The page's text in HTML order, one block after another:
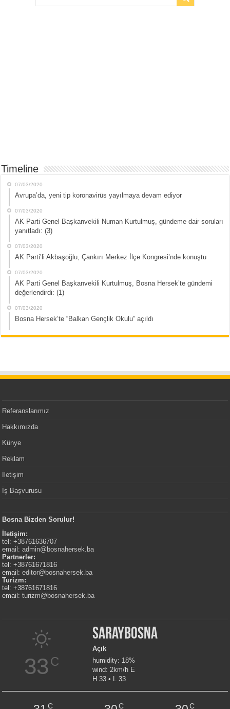
Timeline
07/03/2020
Avrupa’da, yeni tip koronavirüs yayılmaya devam ediyor
07/03/2020
AK Parti Genel Başkanvekili Numan Kurtulmuş, gündeme dair soruları
yanıtladı: (3)
07/03/2020
AK Parti’li Akbaşoğlu, Çankırı Merkez İlçe Kongresi’nde konuştu
07/03/2020
AK Parti Genel Başkanvekili Kurtulmuş, Bosna Hersek’te gündemi
değerlendirdi: (1)
07/03/2020
Bosna Hersek’te “Balkan Gençlik Okulu” açıldı
Referanslarımız
Hakkımızda
Künye
Reklam
İletişim
İş Başvurusu
Bosna Bizden Sorulur!
İletişim:
tel: +38761636707
email:admin@bosnahersek.ba
Partnerler:
tel: +38761671816
email:editor@bosnahersek.ba
Turizm:
tel: +38761671816
email:turizm@bosnahersek.ba
33C
Saraybosna
Açık
humidity: 18%
wind: 2km/h E
H 33 • L 33
C C C